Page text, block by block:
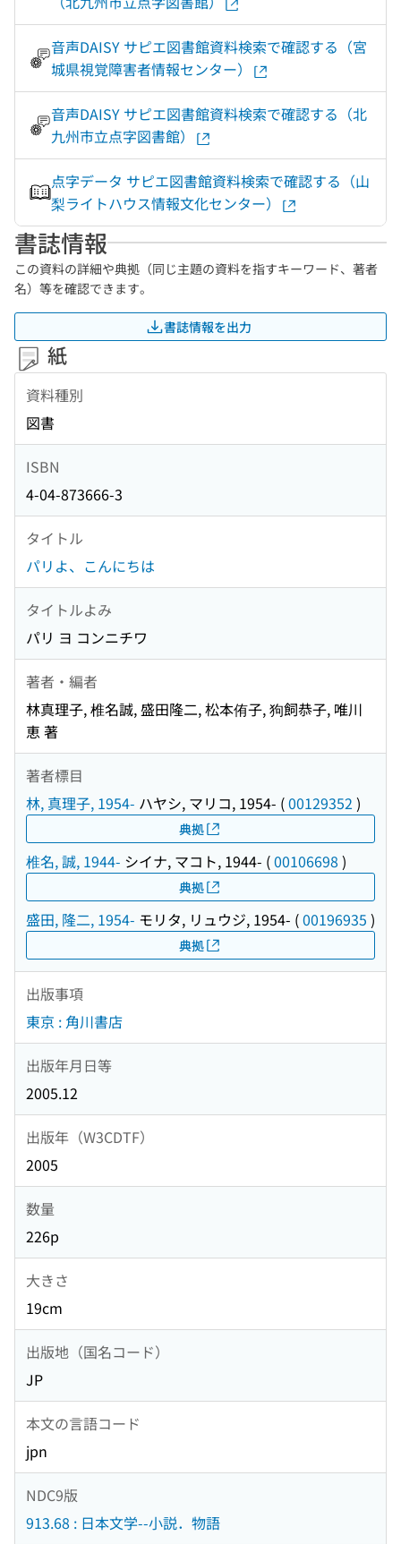
音声DAISY サピエ図書館資料検索で確認する（宮
城県視覚障害者情報センター）
音声DAISY サピエ図書館資料検索で確認する（北
九州市立点字図書館）
点字データ サピエ図書館資料検索で確認する（山
梨ライトハウス情報文化センター）
書誌情報
この資料の詳細や典拠（同じ主題の資料を指すキーワード、著者
名）等を確認できます。
書誌情報を出力
紙
資料種別
図書
ISBN
4-04-873666-3
タイトル
パリよ、こんにちは
タイトルよみ
パリ ヨ コンニチワ
著者・編者
林真理子, 椎名誠, 盛田隆二, 松本侑子, 狗飼恭子, 唯川
恵 著
著者標目
林, 真理子, 1954- ハヤシ, マリコ, 1954- (00129352 )
典拠
椎名, 誠, 1944- シイナ, マコト, 1944- (00106698 )
典拠
盛田, 隆二, 1954- モリタ, リュウジ, 1954- (00196935 )
典拠
出版事項
東京 : 角川書店
出版年月日等
2005.12
出版年（W3CDTF）
2005
数量
226p
大きさ
19cm
出版地（国名コード）
JP
本文の言語コード
jpn
NDC9版
913.68 : 日本文学--小説．物語